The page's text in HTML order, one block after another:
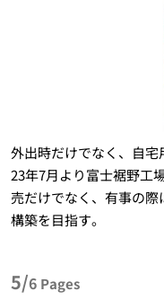
外出時だけでなく、自
23年7月より富士裾野工
売だけでなく、有事の
構築を目指す。
5/6 Pages